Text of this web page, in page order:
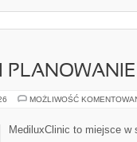
MOŻLIWOŚĆ
MediluxClinic to miejsce